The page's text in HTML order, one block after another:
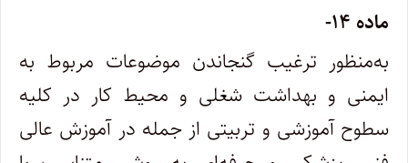
ماده ۱۴-
به‌منظور ترغیب گنجاندن موضوعات مربوط به
ایمنی و بهداشت شغلی و محیط کار در کلیه
سطوح آموزشی و تربیتی از جمله در آموزش عالی